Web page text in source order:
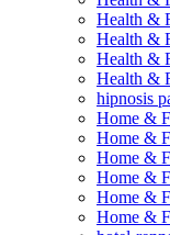
Health &
Health &
Health &
Health &
hipnosis
Home &
Home &
Home &
Home &
Home &
Home &